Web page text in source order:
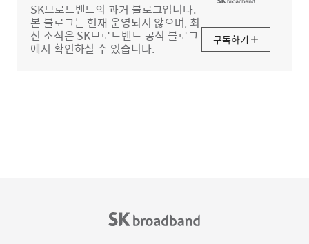
SK브로드밴드의 과거 블로그입니다.
본 블로그는 현재 운영되지 않으며, 최
신 소식은 SK브로드밴드 공식 블로그
에서 확인하실 수 있습니다.
구독하기